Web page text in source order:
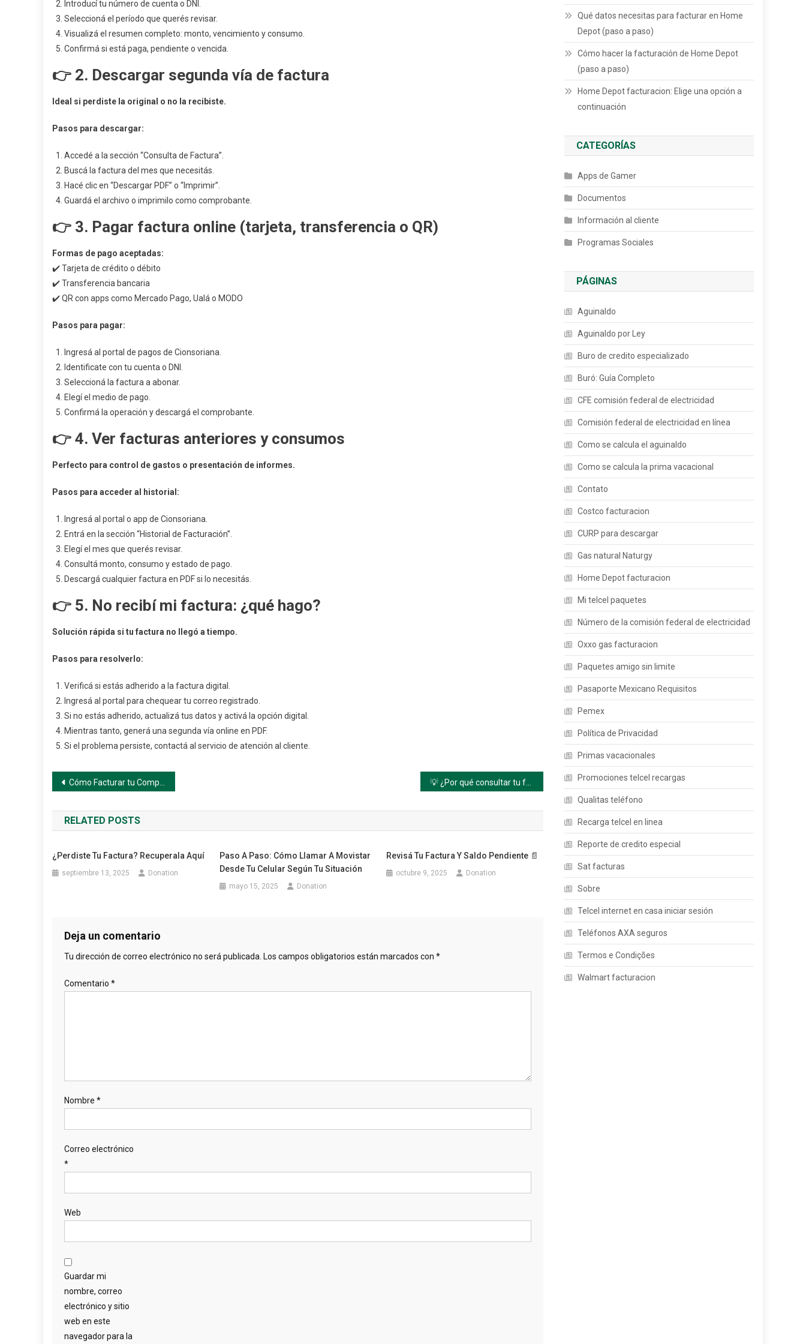
Introducí tu número de cuenta o DNI.
Seleccioná el período que querés revisar.
Visualizá el resumen completo: monto, vencimiento y consumo.
Confirmá si está paga, pendiente o vencida.
👉 2. Descargar segunda vía de factura
Ideal si perdiste la original o no la recibiste.
Pasos para descargar:
Accedé a la sección “Consulta de Factura”.
Buscá la factura del mes que necesitás.
Hacé clic en “Descargar PDF” o “Imprimir”.
Guardá el archivo o imprimilo como comprobante.
👉 3. Pagar factura online (tarjeta, transferencia o QR)
Formas de pago aceptadas:
✔️ Tarjeta de crédito o débito
✔️ Transferencia bancaria
✔️ QR con apps como Mercado Pago, Ualá o MODO
Pasos para pagar:
Ingresá al portal de pagos de Cionsoriana.
Identificate con tu cuenta o DNI.
Seleccioná la factura a abonar.
Elegí el medio de pago.
Confirmá la operación y descargá el comprobante.
👉 4. Ver facturas anteriores y consumos
Perfecto para control de gastos o presentación de informes.
Pasos para acceder al historial:
Ingresá al portal o app de Cionsoriana.
Entrá en la sección “Historial de Facturación”.
Elegí el mes que querés revisar.
Consultá monto, consumo y estado de pago.
Descargá cualquier factura en PDF si lo necesitás.
👉 5. No recibí mi factura: ¿qué hago?
Solución rápida si tu factura no llegó a tiempo.
Pasos para resolverlo:
Verificá si estás adherido a la factura digital.
Ingresá al portal para chequear tu correo registrado.
Si no estás adherido, actualizá tus datos y activá la opción digital.
Mientras tanto, generá una segunda vía online en PDF.
Si el problema persiste, contactá al servicio de atención al cliente.
Navegación
de
entradas
Cómo Facturar tu Compra en AutoZone México: Guía Paso a Paso Oficial
RELATED POSTS
¿Perdiste Tu Factura? Recuperala Aquí
septiembre 13, 2025 Donation
Paso A Paso: Cómo Llamar A Movistar
Desde Tu Celular Según Tu Situación
mayo 15, 2025 Donation
Revisá Tu Factura Y Saldo Pendiente 📄
octubre 9, 2025 Donation
Deja un comentario
Tu dirección de correo electrónico no será publicada. Los campos obligatorios están marcados con *
Comentario *
Nombre *
Correo electrónico
*
Web
Guardar mi
nombre, correo
electrónico y sitio
web en este
navegador para la
Qué datos necesitas para facturar en Home
Depot (paso a paso)
Cómo hacer la facturación de Home Depot
(paso a paso)
Home Depot facturacion: Elige una opción a
continuación
CATEGORÍAS
Apps de Gamer
Documentos
Información al cliente
Programas Sociales
PÁGINAS
Aguinaldo
Aguinaldo por Ley
Buro de credito especializado
Buró: Guía Completo
CFE comisión federal de electricidad
Comisión federal de electricidad en línea
Como se calcula el aguinaldo
Como se calcula la prima vacacional
Contato
Costco facturacion
CURP para descargar
Gas natural Naturgy
Home Depot facturacion
Mi telcel paquetes
Número de la comisión federal de electricidad
Oxxo gas facturacion
Paquetes amigo sin limite
Pasaporte Mexicano Requisitos
Pemex
Política de Privacidad
Primas vacacionales
Promociones telcel recargas
Qualitas teléfono
Recarga telcel en linea
Reporte de credito especial
Sat facturas
Sobre
Telcel internet en casa iniciar sesión
Teléfonos AXA seguros
Termos e Condições
Walmart facturacion